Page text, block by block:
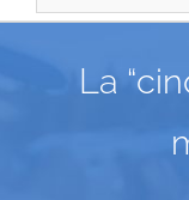
La